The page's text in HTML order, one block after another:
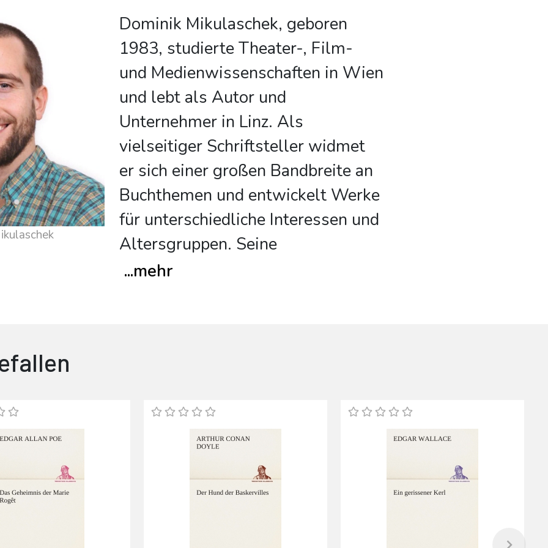
Dominik Mikulaschek
Dominik Mikulaschek, geboren
1983, studierte Theater-, Film-
und Medienwissenschaften in Wien
und lebt als Autor und
Unternehmer in Linz. Als
vielseitiger Schriftsteller widmet
er sich einer großen Bandbreite an
Buchthemen und entwickelt Werke
für unterschiedliche Interessen und
Altersgruppen. Seine
...mehr